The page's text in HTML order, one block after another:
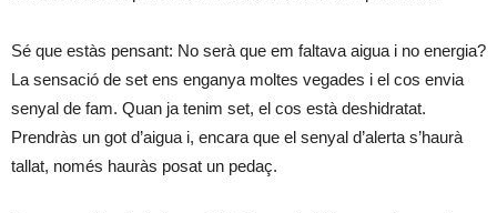
Sé que estàs pensant: No serà que em faltava aigua i no energia?
La sensació de set ens enganya moltes vegades i el cos envia
senyal de fam. Quan ja tenim set, el cos està deshidratat.
Prendràs un got d’aigua i, encara que el senyal d’alerta s’haurà
tallat, només hauràs posat un pedaç.